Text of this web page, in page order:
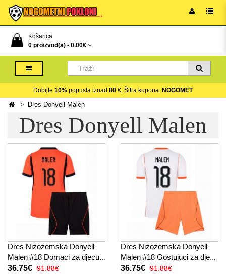
Košarica
0 proizvod(a) - 0.00€
Dobijte 10% popusta iznad 80 €, Šifra kupona: NOGOMET
Dres Donyell Malen
Dres Donyell Malen
Dres Nizozemska Donyell
Malen #18 Domaci za djecu
SP 2026 Kratak Rukav (+
36.75€ 91.88€
Dres Nizozemska Donyell
Malen #18 Gostujuci za djecu
SP 2026 Kratak Rukav (+
36.75€ 91.88€